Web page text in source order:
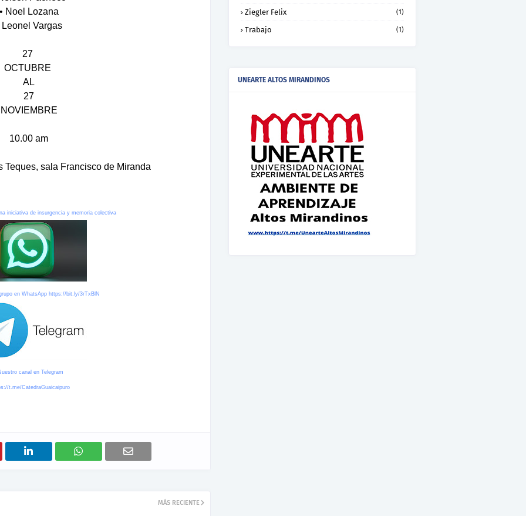
Noel Lozana
Leonel Vargas
27
OCTUBRE
AL
27
NOVIEMBRE
10.00 am
Teques, sala Francisco de Miranda
iniciativa de insurgencia y memoria colectiva
en WhatsApp https://bit.ly/3rTxBlN
canal en Telegram
t.me/CatedraGuaicaipuro
MÁS RECIENTE
Ziegler Felix (1)
Trabajo (1)
UNEARTE ALTOS MIRANDINOS